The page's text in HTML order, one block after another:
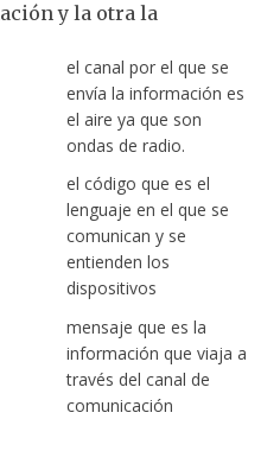
y la otra la
el canal por el que se
envía la información es
el aire ya que son
ondas de radio.
el código que es el
lenguaje en el que se
comunican y se
entienden los
dispositivos
mensaje que es la
información que viaja a
través del canal de
comunicación